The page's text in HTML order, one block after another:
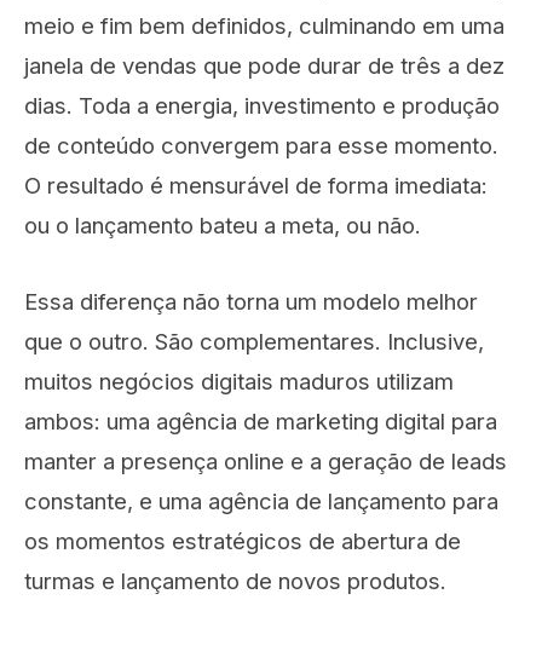
meio e fim bem definidos, culminando em uma
janela de vendas que pode durar de três a dez
dias. Toda a energia, investimento e produção
de conteúdo convergem para esse momento.
O resultado é mensurável de forma imediata:
ou o lançamento bateu a meta, ou não.
Essa diferença não torna um modelo melhor
que o outro. São complementares. Inclusive,
muitos negócios digitais maduros utilizam
ambos: uma agência de marketing digital para
manter a presença online e a geração de leads
constante, e uma agência de lançamento para
os momentos estratégicos de abertura de
turmas e lançamento de novos produtos.